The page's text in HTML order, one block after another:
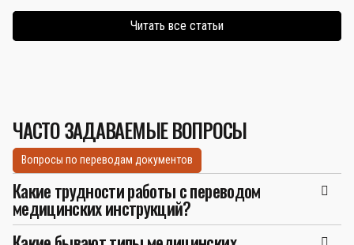
Читать все статьи
ЧАСТО ЗАДАВАЕМЫЕ ВОПРОСЫ
Вопросы по переводам документов
Какие трудности работы с переводом
медицинских инструкций?